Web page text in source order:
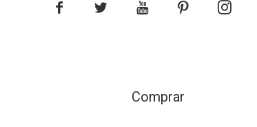
Comprar
    